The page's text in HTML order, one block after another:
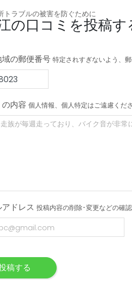
トラブルの被害を防ぐために
の口コミを投稿す
の郵便番号 特定されすぎないよう、
内容 個人情報、個人特定はご遠慮くだ
ドレス 投稿内容の削除･変更などの確
稿する